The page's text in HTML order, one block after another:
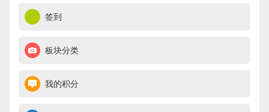
签到
板块分类
我的积分